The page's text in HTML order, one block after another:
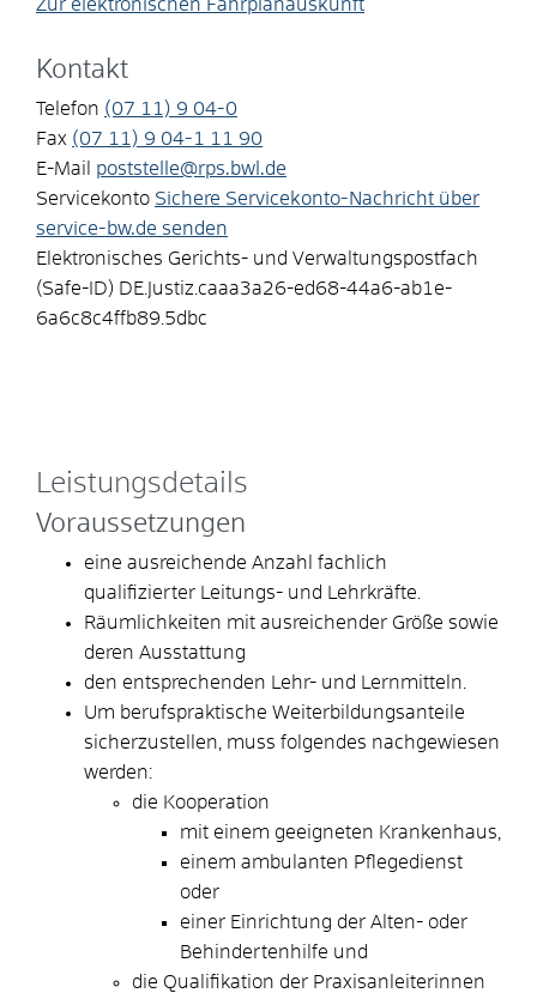
Zur elektronischen Fahrplanauskunft
Kontakt
Telefon (07 11) 9 04-0
Fax (07 11) 9 04-1 11
90
E-Mail
poststelle@rps.bwl.de
Servicekonto Sichere Servicekonto-Nachricht über
service-bw.de senden
Elektronisches Gerichts- und Verwaltungspostfach
(Safe-ID) DE.Justiz.caaa3a26-ed68-44a6-ab1e-
6a6c8c4ffb89.5dbc
Leistungsdetails
Voraussetzungen
eine ausreichende Anzahl fachlich
qualifizierter Leitungs- und Lehrkräfte.
Räumlichkeiten mit ausreichender Größe sowie
deren Ausstattung
den entsprechenden Lehr- und Lernmitteln.
Um berufspraktische Weiterbildungsanteile
sicherzustellen, muss folgendes nachgewiesen
werden:
die Kooperation
mit einem geeigneten Krankenhaus,
einem ambulanten Pflegedienst
oder
einer Einrichtung der Alten- oder
Behindertenhilfe und
die Qualifikation der Praxisanleiterinnen